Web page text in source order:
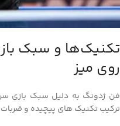
تکنیک‌ها و سبک
روی میز
فن ژدونگ به دلیل سبک بازی
ترکیب تکنیک‌ های پیچیده و ضربات